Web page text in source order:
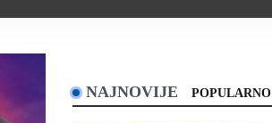
NAJNOVIJE POPULARNO